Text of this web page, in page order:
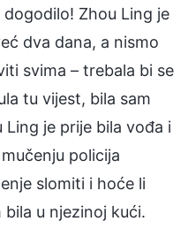
Zhou Ling je
dva dana, a nismo
svima – trebala bi se
tu vijest, bila sam
je prije bila vođa i
policija
slomiti i hoće li
u njezinoj kući.